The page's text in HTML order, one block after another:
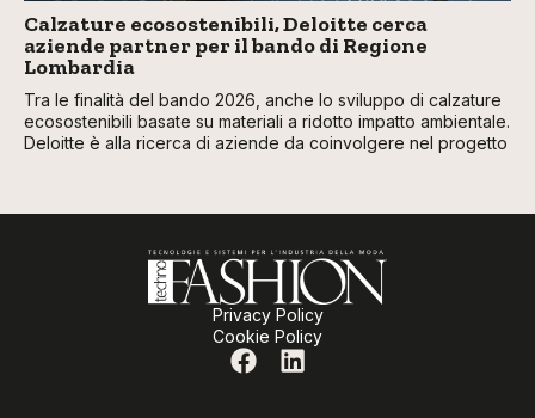
Calzature ecosostenibili, Deloitte cerca
aziende partner per il bando di Regione
Lombardia
Tra le finalità del bando 2026, anche lo sviluppo di calzature
ecosostenibili basate su materiali a ridotto impatto ambientale.
Deloitte è alla ricerca di aziende da coinvolgere nel progetto
Privacy Policy
Cookie Policy